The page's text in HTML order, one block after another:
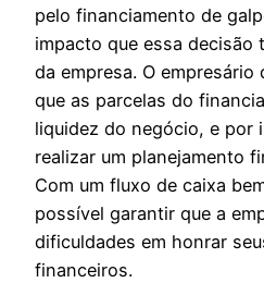
pelo financiamento de
impacto que essa decisão
da empresa. O
que as parcelas do
liquidez do negócio, e por
realizar um planejamento
Com um fluxo de caixa
possível garantir que a
dificuldades em honrar
financeiros.